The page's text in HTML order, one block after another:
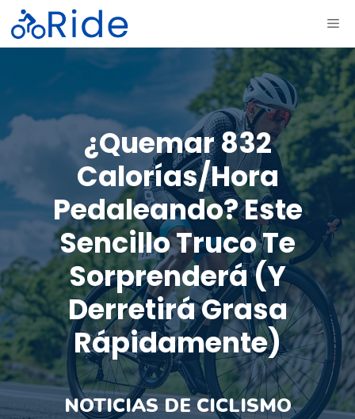
Saltar
contenido
¿Quemar 832
Calorías/hora
Pedaleando? Este
Sencillo Truco Te
Sorprenderá (y
Derretirá Grasa
Rápidamente)
NOTICIAS DE CICLISMO